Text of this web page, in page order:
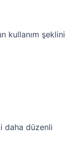
kullanım şeklini
daha düzenli